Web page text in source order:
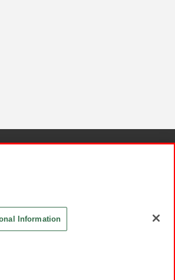
Information